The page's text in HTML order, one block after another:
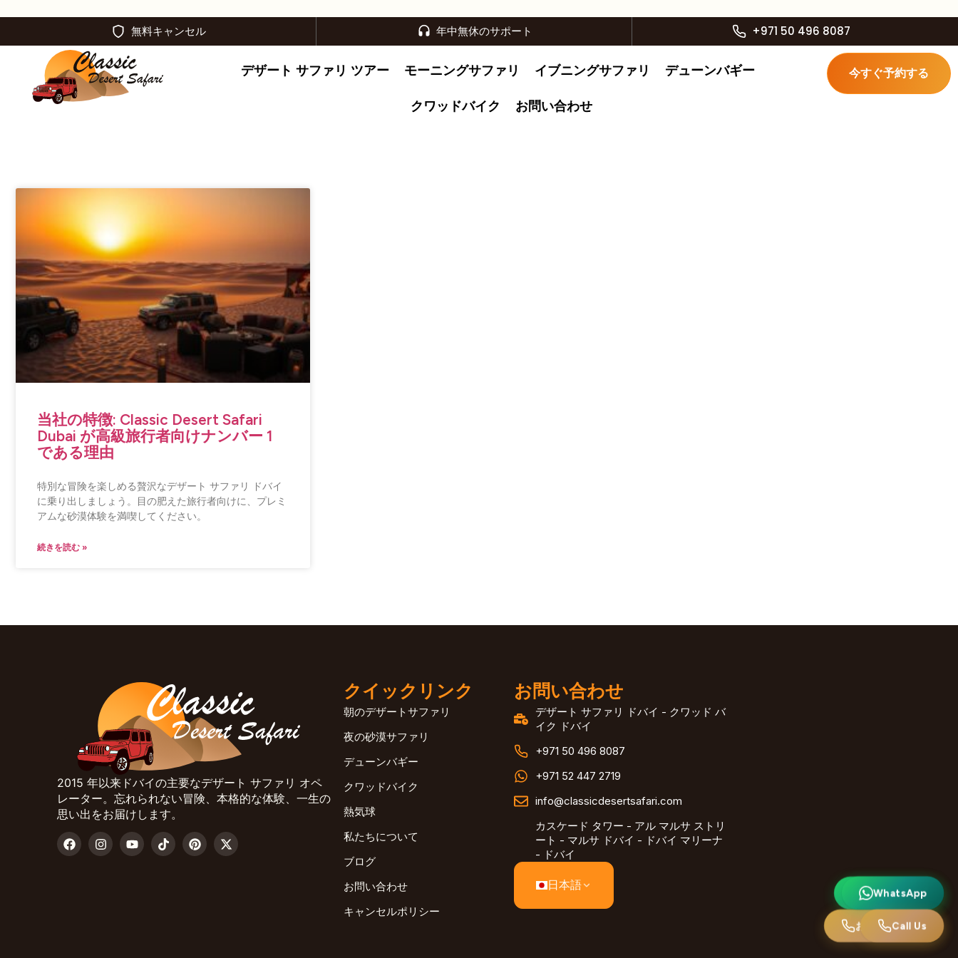
無料キャンセル 年中無休のサポート +971 50 496 8087
デザート サファリ ツアー モーニングサファリ イブニングサファリ デューンバギー
クワッドバイク お問い合わせ
今すぐ予約する
当社の特徴: Classic Desert Safari
Dubai が高級旅行者向けナンバー 1
である理由
特別な冒険を楽しめる贅沢なデザート サファリ ドバイ
に乗り出しましょう。目の肥えた旅行者向けに、プレミ
アムな砂漠体験を満喫してください。
続きを読む »
2015 年以来ドバイの主要なデザート サファリ オペ
レーター。忘れられない冒険、本格的な体験、一生の
思い出をお届けします。
クイックリンク
朝のデザートサファリ
夜の砂漠サファリ
デューンバギー
クワッドバイク
熱気球
私たちについて
ブログ
お問い合わせ
キャンセルポリシー
お問い合わせ
デザート サファリ ドバイ - クワッド バ
イク ドバイ
+971 50 496 8087
+971 52 447 2719
info@classicdesertsafari.com
カスケード タワー - アル マルサ ストリ
ート - マルサ ドバイ - ドバイ マリーナ
- ドバイ
日本語
ワッツアップ
お電話ください
WhatsApp
Call Us